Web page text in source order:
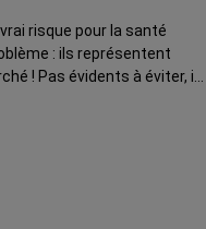
risque pour la santé
: ils représentent
! Pas évidents à éviter, ils